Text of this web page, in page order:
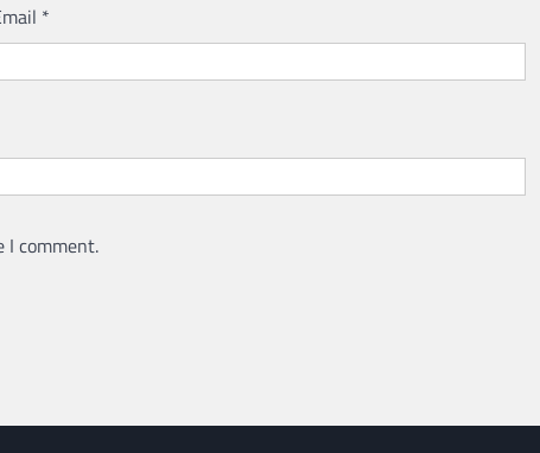
*
I comment.